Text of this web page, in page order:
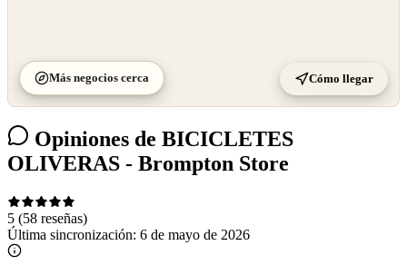
Más negocios cerca Cómo llegar
Opiniones de BICICLETES
OLIVERAS - Brompton Store
5 (58 reseñas)
Última sincronización: 6 de mayo de 2026